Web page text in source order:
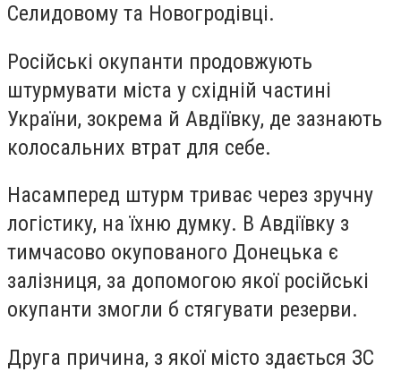
Селидовому та Новогродівці.
Російські окупанти продовжують
штурмувати міста у східній частині
України, зокрема й Авдіївку, де зазнають
колосальних втрат для себе.
Насамперед штурм триває через зручну
логістику, на їхню думку. В Авдіївку з
тимчасово окупованого Донецька є
залізниця, за допомогою якої російські
окупанти змогли б стягувати резерви.
Друга причина, з якої місто здається ЗС